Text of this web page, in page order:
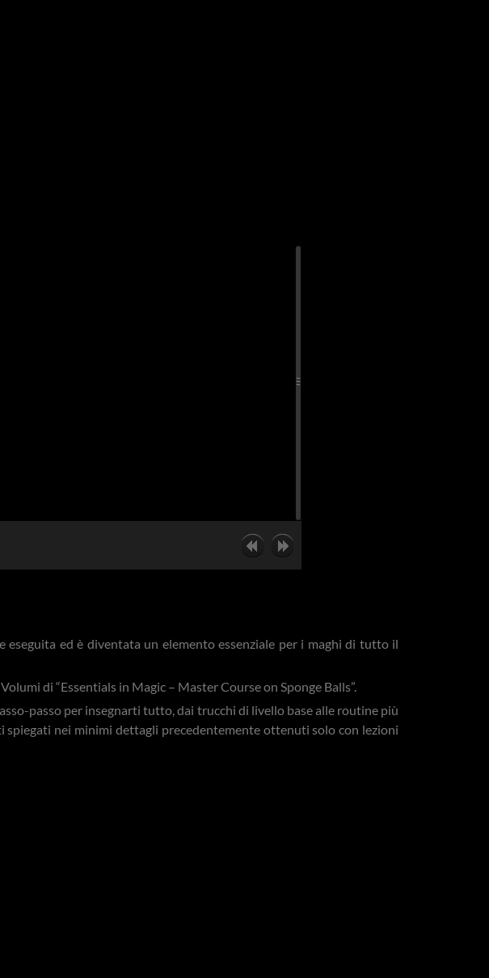
ed è diventata un elemento essenziale per i maghi di tutto il
di “Essentials in Magic – Master Course on Sponge Balls”.
passo per insegnarti tutto, dai trucchi di livello base alle routine più
nei minimi dettagli precedentemente ottenuti solo con lezioni